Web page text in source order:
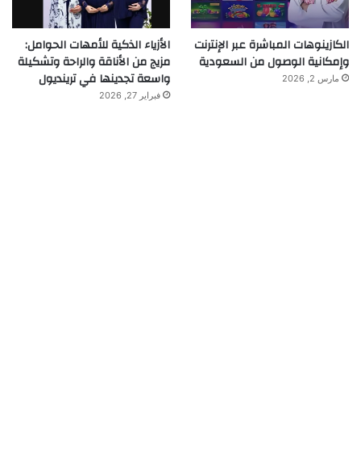
الكازينوهات المباشرة عبر الإنترنت
وإمكانية الوصول من السعودية
مارس 2, 2026
الأزياء الذكية للأمهات الحوامل:
مزيج من الأناقة والراحة وتشكيلة
واسعة تجدينها في ترينديول
فبراير 27, 2026